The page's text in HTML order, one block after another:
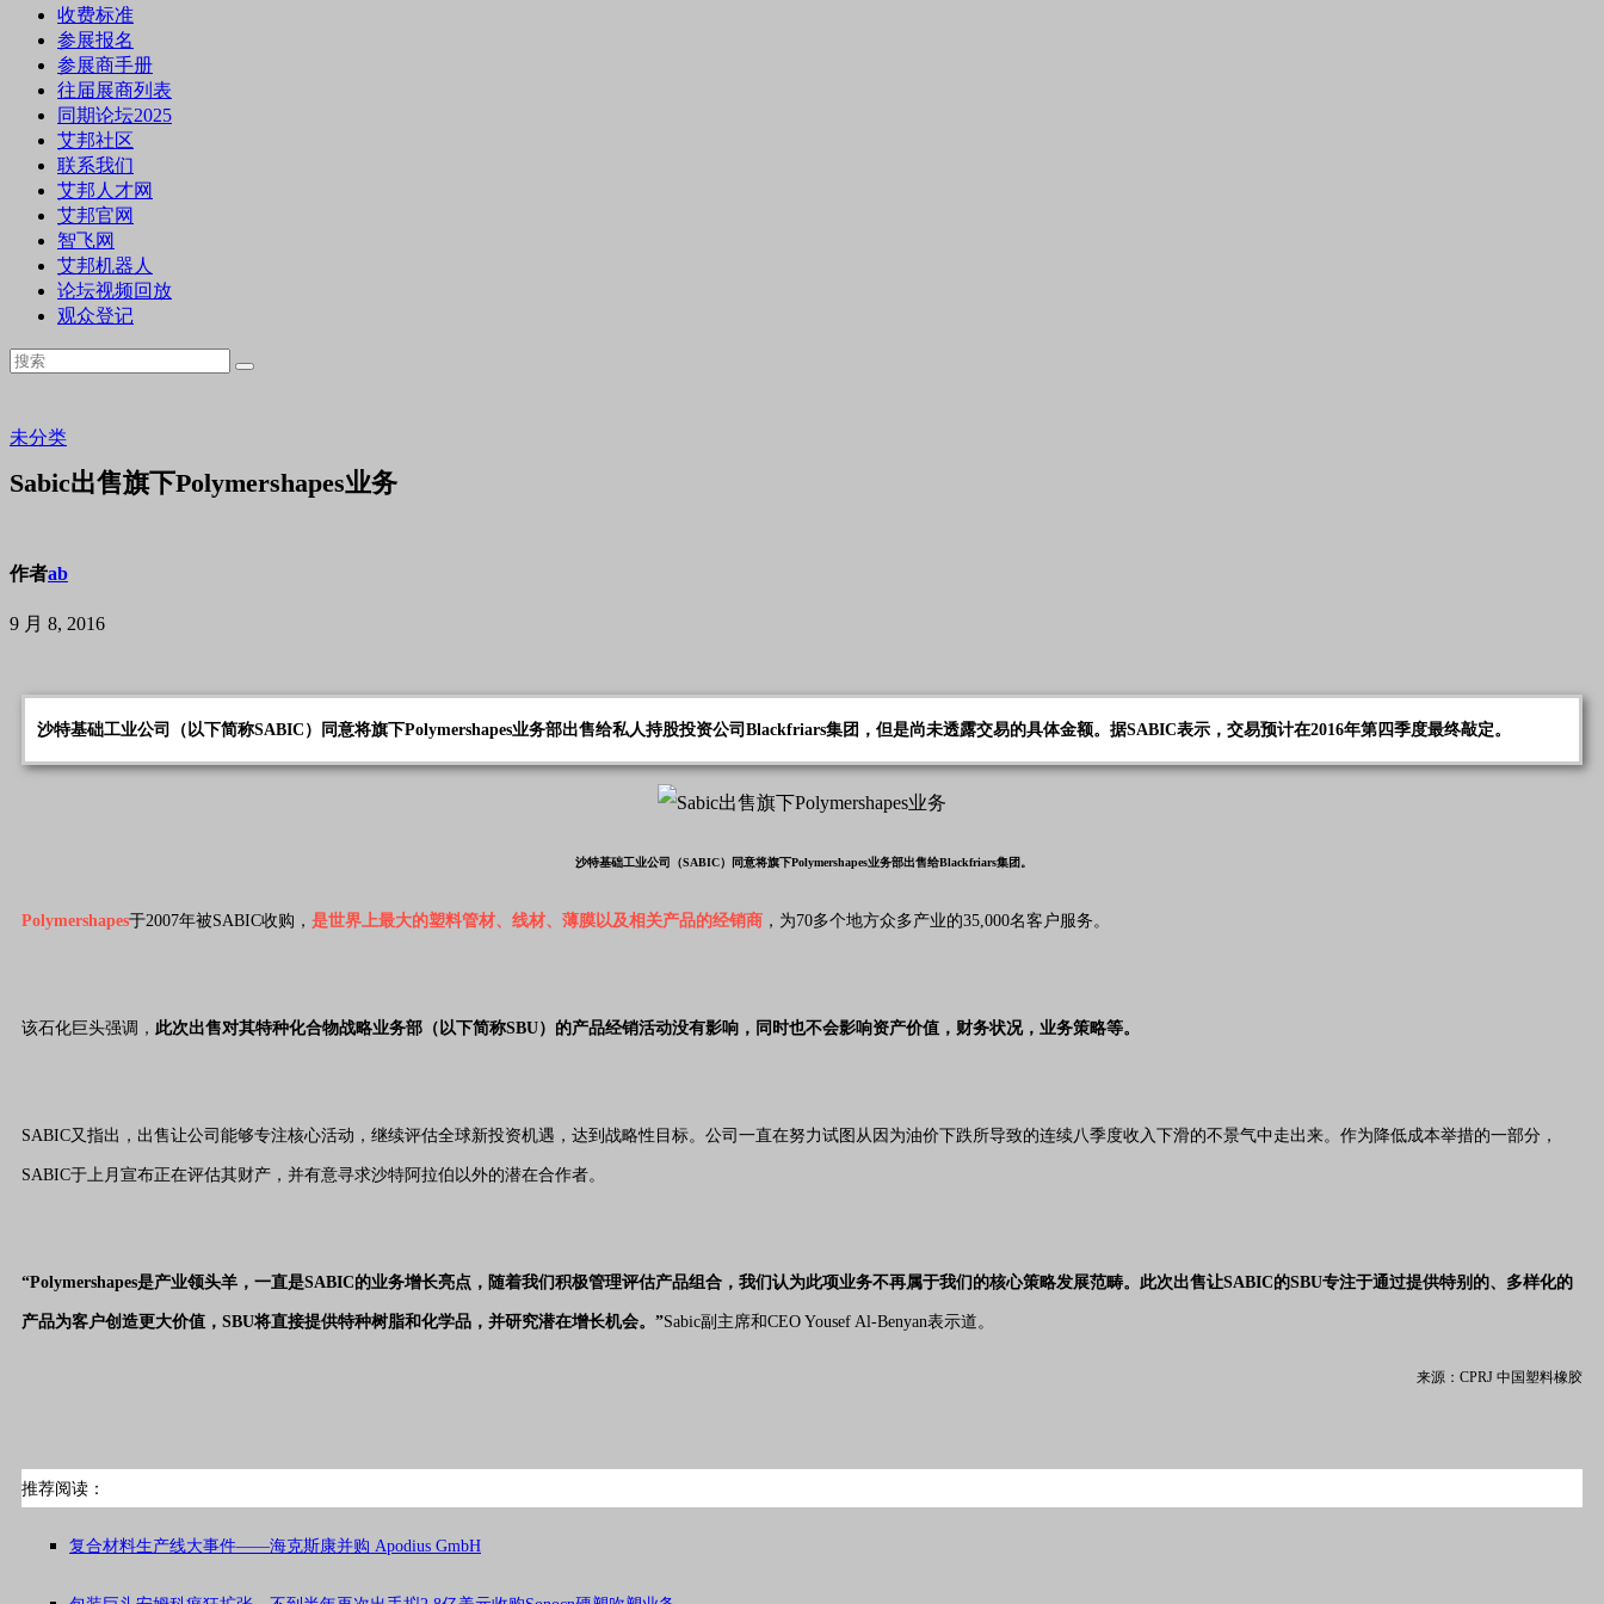
收费标准
参展报名
参展商手册
往届展商列表
同期论坛2025
艾邦社区
联系我们
艾邦人才网
艾邦官网
智飞网
艾邦机器人
论坛视频回放
观众登记
未分类
Sabic出售旗下Polymershapes业务
作者ab
9 月 8, 2016
沙特基础工业公司（以下简称SABIC）同意将旗下Polymershapes业务部出售给私人持股投资公司Blackfriars集团，但是尚未透露交易的具体金额。据SABIC表示，交易预计在2016年第四季度最终敲定。
沙特基础工业公司（SABIC）同意将旗下Polymershapes业务部出售给Blackfriars集团。
Polymershapes于2007年被SABIC收购， 是世界上最大的塑料管材、线材、薄膜以及相关产品的经销商 ，为70多个地方众多产业的35,000名客户服务。
该石化巨头强调， 此次出售对其特种化合物战略业务部（以下简称SBU）的产品经销活动没有影响，同时也不会影响资产价值，财务状况，业务策略等。
SABIC又指出，出售让公司能够专注核心活动，继续评估全球新投资机遇，达到战略性目标。公司一直在努力试图从因为油价下跌所导致的连续八季度收入下滑的不景气中走出来。作为降低成本举措的一部分，
SABIC于上月宣布正在评估其财产，并有意寻求沙特阿拉伯以外的潜在合作者。
“Polymershapes是产业领头羊，一直是SABIC的业务增长亮点，随着我们积极管理评估产品组合，我们认为此项业务不再属于我们的核心策略发展范畴。此次出售让SABIC的SBU专注于通过提供特别的、多样化的
产品为客户创造更大价值，SBU将直接提供特种树脂和化学品，并研究潜在增长机会。”Sabic副主席和CEO Yousef Al-Benyan表示道。
来源：CPRJ 中国塑料橡胶
推荐阅读：
复合材料生产线大事件——海克斯康并购 Apodius GmbH